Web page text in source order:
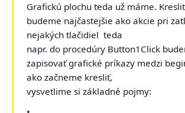
Grafickú plochu teda už máme.
budeme najčastejšie ako akcie pri
nejakých tlačidiel ­ teda
napr. do procedúry Button1Click
zapisovať grafické príkazy medzi
ako začneme kresliť,
vysvetlime si základné pojmy: